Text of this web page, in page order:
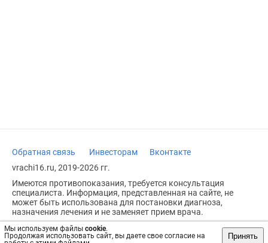
Мы используем файлы cookie.
Продолжая использовать сайт, вы даете свое согласие на
Принять
Обратная связь Инвесторам
Вконтакте
vrachi16.ru, 2019-2026 гг.
Имеются противопоказания, требуется консультация
специалиста. Информация, представленная на сайте, не
может быть использована для постановки диагноза,
назначения лечения и не заменяет прием врача.
Возрастное ограничение: 18+